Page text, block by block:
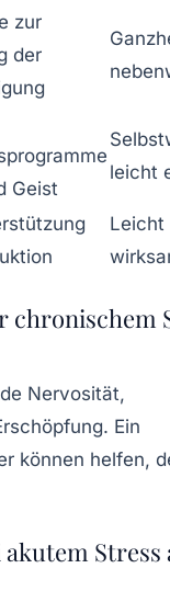
zur
der
Geist
leicht
Leicht
chronischem
Nervosität,
Ein
können helfen,
Stress